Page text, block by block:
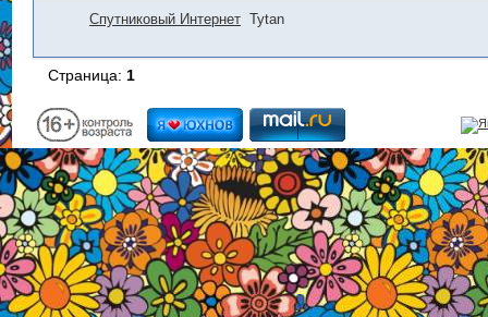
Спутниковый Интернет Tytan
Страница: 1